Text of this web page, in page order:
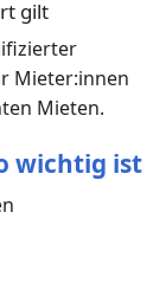
gilt
Mieter:innen
Mieten.
wichtig ist